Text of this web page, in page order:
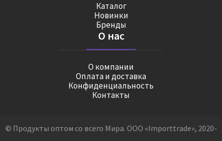
Каталог
Новинки
Бренды
О нас
О компании
Оплата и доставка
Конфиденциальность
Контакты
© Продукты оптом со всего Мира. ООО «Importtrade», 2020-